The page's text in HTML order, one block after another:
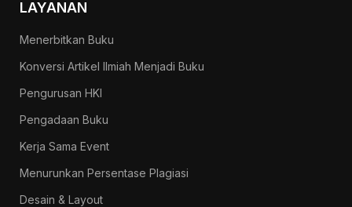
LAYANAN
Menerbitkan Buku
Konversi Artikel Ilmiah Menjadi Buku
Pengurusan HKI
Pengadaan Buku
Kerja Sama Event
Menurunkan Persentase Plagiasi
Desain & Layout